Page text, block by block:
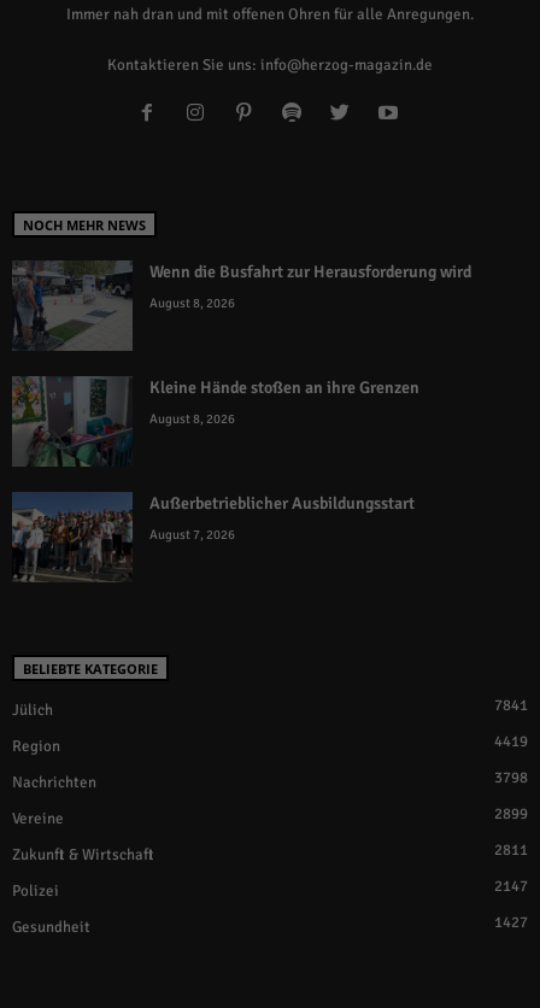
Immer nah dran und mit offenen Ohren für alle Anregungen.
Kontaktieren Sie uns: info@herzog-magazin.de
NOCH MEHR NEWS
Wenn die Busfahrt zur Herausforderung wird
August 8, 2026
Kleine Hände stoßen an ihre Grenzen
August 8, 2026
Außerbetrieblicher Ausbildungsstart
August 7, 2026
BELIEBTE KATEGORIE
Jülich 7841
Region 4419
Nachrichten 3798
Vereine 2899
Zukunft & Wirtschaft 2811
Polizei 2147
Gesundheit 1427